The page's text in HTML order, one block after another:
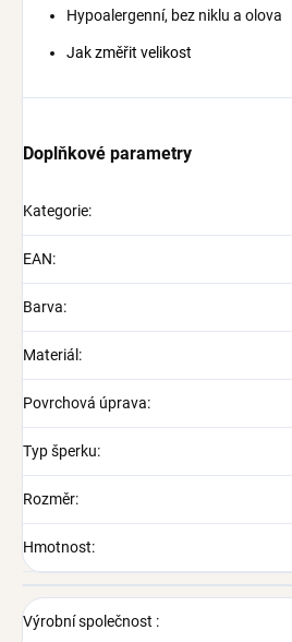
Hypoalergenní, bez niklu a olova
Jak změřit velikost
Doplňkové parametry
Kategorie:
EAN:
Barva:
Materiál :
Povrchová úprava:
Typ šperku:
Rozměr:
Hmotnost:
Výrobní společnost :